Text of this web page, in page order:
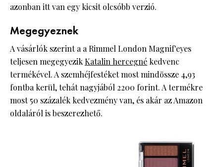
azonban itt van egy kicsit olcsóbb verzió.
Megegyeznek
A vásárlók szerint a a Rimmel London Magnif'eyes
teljesen megegyezikKatalin hercegné kedvenc
termékével. A szemhéjfestéket most mindössze 4,93
fontba kerül, tehát nagyjából 2200 forint. A termékre
most 50 százalék kedvezmény van, és akár az Amazon
oldaláról is beszerezhető.